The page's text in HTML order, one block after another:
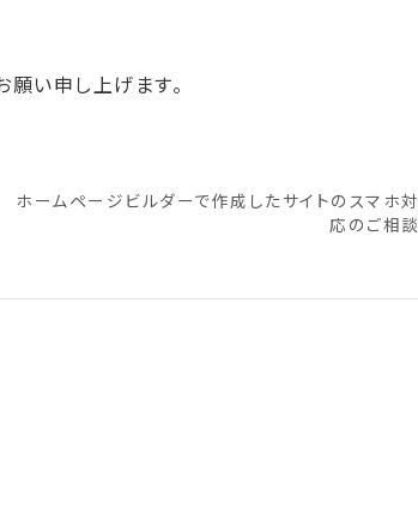
い申し上げます。
ホームページビルダーで作成したサイトのスマホ対
応のご相談